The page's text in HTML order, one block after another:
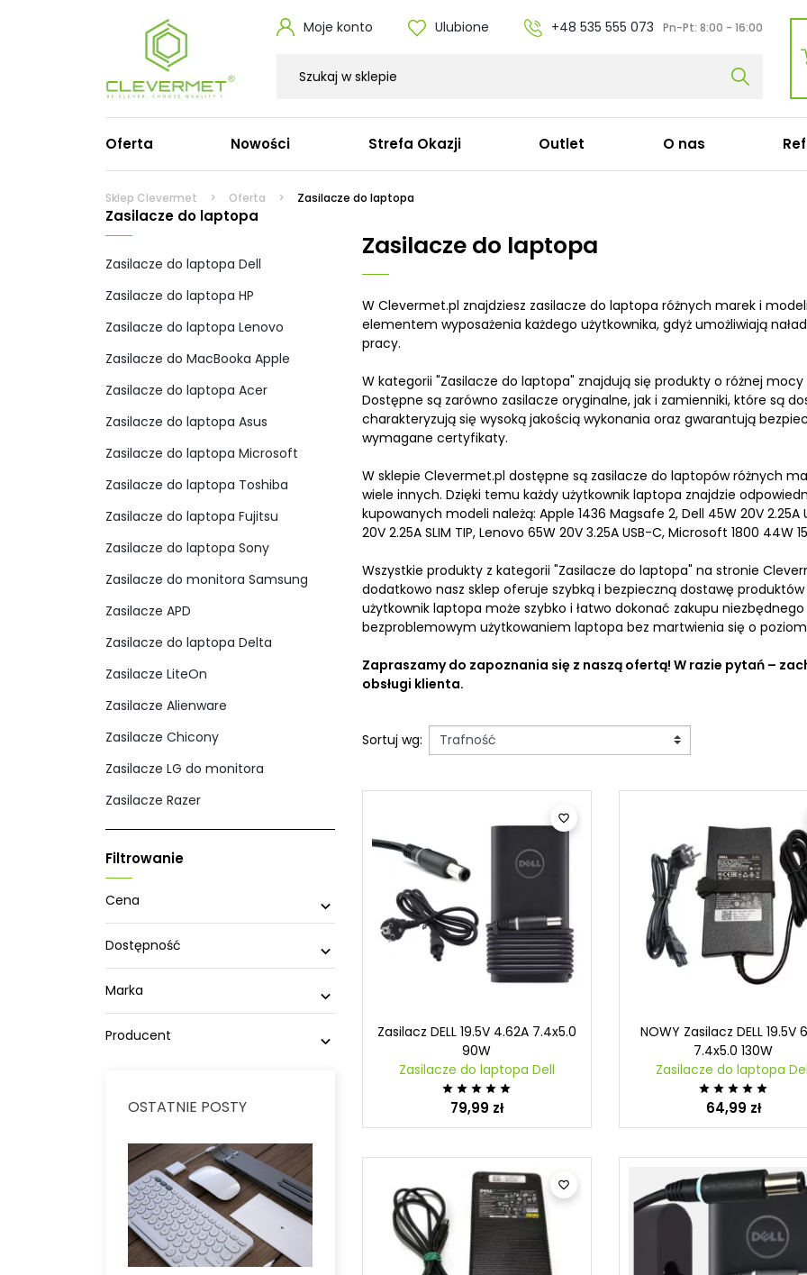
Moje konto Ulubione +48 535 555 073 Pn-Pt: 8:00 - 16:00
Oferta
Zasilacze do laptopa
Zasilacze do laptopa Dell
Zasilacze do laptopa HP
Zasilacze do laptopa Lenovo
Zasilacze do MacBooka Apple
Zasilacze do laptopa Asus
Zasilacze do laptopa Microsoft
Zasilacze do laptopa Toshiba
Zasilacze do laptopa Fujitsu
Zasilacze do monitora Samsung
Zasilacze APD
Zasilacze do laptopa Delta
Zasilacze LiteOn
Zasilacze Chicony
Zasilacze LG do monitora
Zasilacze Razer
Kable zasilające
Kabel koniczynka C5
Kabel ósemka C7
Kabel zasilający Apple
Kabel serwerowy C19
Przedłużki
Kabel konsolowy Cisco (C15)
Stacje dokujące
Stacje dokujące
Stacje dokujące Apple
Pozostałe
Akcesoria / Peryferia
Myszki do laptopa
Słuchawki
Ładowarki USB
Zasilacze stabilizowane
Zasilacze stabilizowane 24v
Kable sygnałowe
Kable Displayport
Kabel USB-C USB-C 3A
Kabel USB-C USB-C 5A
Kabel Ethernet LAN RJ45
Nowości Strefa Okazji Outlet O nas
Sklep Clevermet Oferta Zasilacze do laptopa
Zasilacze do laptopa
Zasilacze do laptopa Dell
Zasilacze do laptopa HP
Zasilacze do laptopa Lenovo
Zasilacze do MacBooka Apple
Zasilacze do laptopa Acer
Zasilacze do laptopa Asus
Zasilacze do laptopa Microsoft
Zasilacze do laptopa Toshiba
Zasilacze do laptopa Fujitsu
Zasilacze do laptopa Sony
Zasilacze do monitora Samsung
Zasilacze APD
Zasilacze do laptopa Delta
Zasilacze LiteOn
Zasilacze Alienware
Zasilacze Chicony
Zasilacze LG do monitora
Zasilacze Razer
Filtrowanie
Cena 
Dostępność 
Marka 
Producent 
OSTATNIE POSTY
Co to stacja dokująca?
Zasilacze do laptopa
W Clevermet.pl znajdziesz zasilacze do laptopa różnych marek i
elementem wyposażenia każdego użytkownika, gdyż umożliwiają
pracy.
W kategorii "Zasilacze do laptopa" znajdują się produkty o różnej
Dostępne są zarówno zasilacze oryginalne, jak i zamienniki, które są
charakteryzują się wysoką jakością wykonania oraz gwarantują
wymagane certyfikaty.
W sklepie Clevermet.pl dostępne są zasilacze do laptopów różnych
wiele innych. Dzięki temu każdy użytkownik laptopa znajdzie
kupowanych modeli należą: Apple 1436 Magsafe 2, Dell 45W 20V 2.25A
20V 2.25A SLIM TIP, Lenovo 65W 20V 3.25A USB-C, Microsoft 1800 44W
Wszystkie produkty z kategorii "Zasilacze do laptopa" na stronie
dodatkowo nasz sklep oferuje szybką i bezpieczną dostawę
użytkownik laptopa może szybko i łatwo dokonać zakupu
bezproblemowym użytkowaniem laptopa bez martwienia się o
Zapraszamy do zapoznania się z naszą ofertą! W razie pytań –
obsługi klienta.
Sortuj wg:

Zasilacz DELL 19.5V 4.62A 7.4x5.0
90W
Zasilacze do laptopa Dell
    
79,99 zł
NOWY Zasilacz DELL 19.5V
7.4x5.0 130W
Zasilacze do laptopa
    
64,99 zł
